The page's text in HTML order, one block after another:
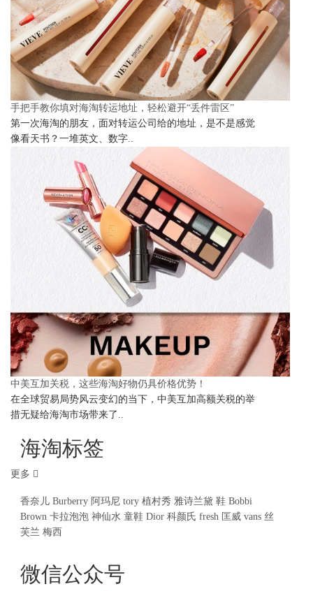
手把手教你填对海淘转运地址，轻松避开“丢件雷区”
第一次海淘的朋友，面对转运公司给的地址，是不是感觉
像看天书？一堆英文、数字..
中美互加关税，这些海淘好物仍具价格优势！
在全球贸易局势风云变幻的当下，中美互加高额关税的举
措无疑给海淘市场带来了..
海淘标签
更多
香奈儿 Burberry 阿玛尼 tory 植村秀 雅诗兰黛 鞋 Bobbi
Brown 卡拉泡泡 神仙水 童鞋 Dior 科颜氏 fresh 匡威 vans 丝
芙兰 梅西
微信公众号